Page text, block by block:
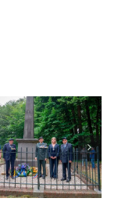
afgelasting
van
ons
misschien